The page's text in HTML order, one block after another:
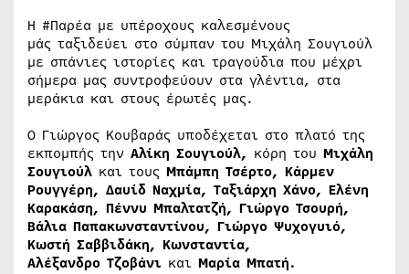
Η #Παρέα με υπέροχους καλεσμένους
μάς ταξιδεύει στο σύμπαν του Μιχάλη Σουγιούλ
με σπάνιες ιστορίες και τραγούδια που μέχρι
σήμερα μας συντροφεύουν στα γλέντια, στα
μεράκια και στους έρωτές μας.
Ο Γιώργος Κουβαράς υποδέχεται στο πλατό της
εκπομπής την Αλίκη Σουγιούλ, κόρη του Μιχάλη
Σουγιούλ και τους Μπάμπη Τσέρτο, Κάρμεν
Ρουγγέρη, Δαυίδ Ναχμία, Ταξιάρχη Χάνο, Ελένη
Καρακάση, Πέννυ Μπαλτατζή, Γιώργο Τσουρή,
Βάλια Παπακωνσταντίνου, Γιώργο Ψυχογυιό,
Κωστή Σαββιδάκη, Κωνσταντία,
Αλέξανδρο Τζοβάνι και Μαρία Μπατή.